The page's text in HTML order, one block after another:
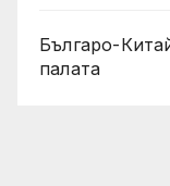
Българо-
палaта